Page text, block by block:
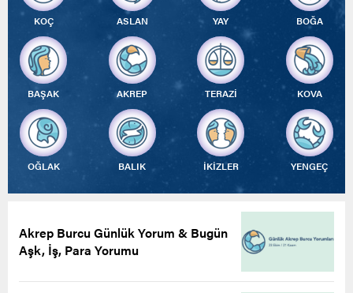
KOÇ ASLAN YAY BOĞA
BAŞAK AKREP TERAZİ KOVA
OĞLAK BALIK İKİZLER YENGEÇ
Akrep Burcu Günlük Yorum & Bugün
Aşk, İş, Para Yorumu